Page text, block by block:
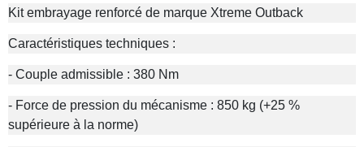
Kit embrayage renforcé de marque Xtreme Outback
Caractéristiques techniques :
- Couple admissible : 380 Nm
- Force de pression du mécanisme : 850 kg (+25 %
supérieure à la norme)